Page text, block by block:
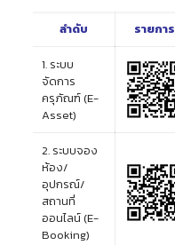
ลำดับ รายการ
1. ระบบ
จัดการ
ครุภัณฑ์ (E-
Asset)
2. ระบบจอง
ห้อง/
อุปกรณ์/
สถานที่
ออนไลน์ (E-
Booking)